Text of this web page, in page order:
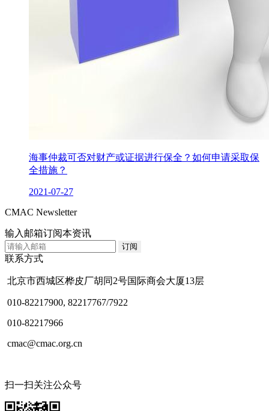
海事仲裁可否对财产或证据进行保全？如何申请采取保
全措施？
2021-07-27
CMAC Newsletter
输入邮箱订阅本资讯
联系方式
北京市西城区桦皮厂胡同2号国际商会大厦13层
010-82217900, 82217767/7922
010-82217966
cmac@cmac.org.cn
扫一扫关注公众号